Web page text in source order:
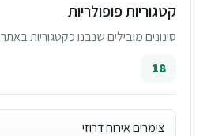
קטגוריות פופולריות
סינונים מובילים שנבנו כקטגוריות באתר
18
צימרים אירוח דרוזי